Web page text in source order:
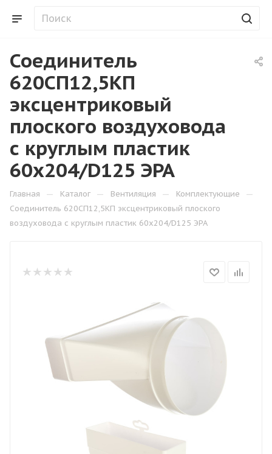
Соединитель
620СП12,5КП
эксцентриковый
плоского воздуховода
с круглым пластик
60х204/D125 ЭРА
Главная — Каталог — Вентиляция — Комплектующие —
Соединитель 620СП12,5КП эксцентриковый плоского
воздуховода с круглым пластик 60х204/D125 ЭРА